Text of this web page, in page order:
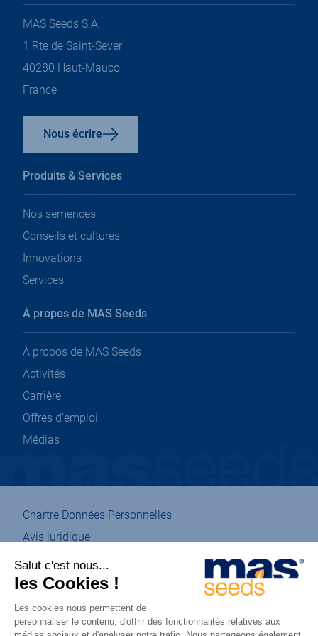
onglet
onglet
ongletongletonglet
MAS Seeds S.A.
1 Rte de Saint-Sever
40280 Haut-Mauco
France
Nous écrire
Produits & Services
Nos semences
Conseils et cultures
Innovations
Services
À propos de MAS Seeds
À propos de MAS Seeds
Activités
Carrière
Offres d’emploi
Médias
Chartre Données Personnelles
Avis juridique
Gestion des cookies
Plan du site
Eco-conception
Accessibilité